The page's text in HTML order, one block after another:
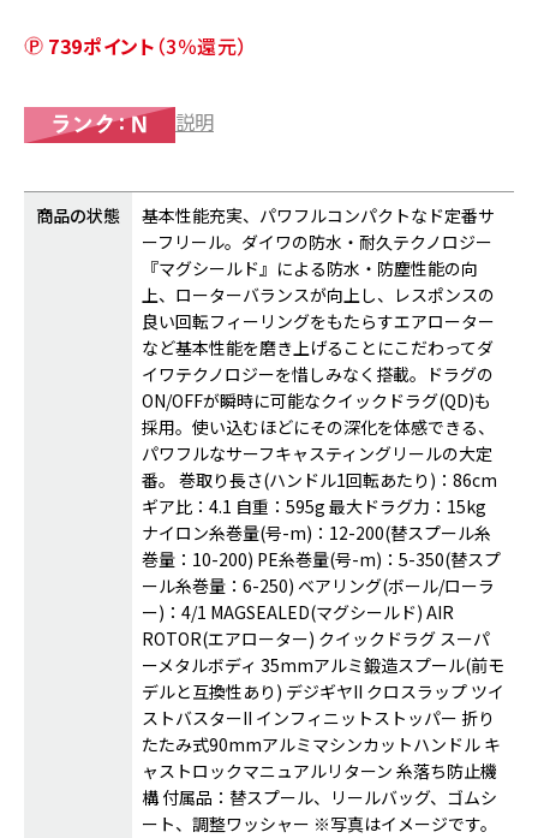
739ポイント （3％還元）
説明
商品の状態
基本性能充実、パワフルコンパクトなド定番サ
ーフリール。ダイワの防水・耐久テクノロジー
『マグシールド』による防水・防塵性能の向
上、ローターバランスが向上し、レスポンスの
良い回転フィーリングをもたらすエアローター
など基本性能を磨き上げることにこだわってダ
イワテクノロジーを惜しみなく搭載。ドラグの
ON/OFFが瞬時に可能なクイックドラグ(QD)も
採用。使い込むほどにその深化を体感できる、
パワフルなサーフキャスティングリールの大定
番。 巻取り長さ(ハンドル1回転あたり)：86cm
ギア比：4.1 自重：595g 最大ドラグ力：15kg
ナイロン糸巻量(号-m)：12-200(替スプール糸
巻量：10-200) PE糸巻量(号-m)：5-350(替スプ
ール糸巻量：6-250) ベアリング(ボール/ローラ
ー)：4/1 MAGSEALED(マグシールド) AIR
ROTOR(エアローター) クイックドラグ スーパ
ーメタルボディ 35mmアルミ鍛造スプール(前モ
デルと互換性あり) デジギヤII クロスラップ ツイ
ストバスターII インフィニットストッパー 折り
たたみ式90mmアルミマシンカットハンドル キ
ャストロックマニュアルリターン 糸落ち防止機
構 付属品：替スプール、リールバッグ、ゴムシ
ート、調整ワッシャー ※写真はイメージです。